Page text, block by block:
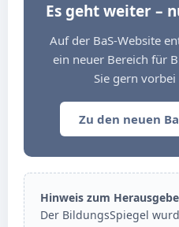
Es geht weiter –
Auf der BaS-Website
ein neuer Bereich für
Sie gern
Zu den neuen
Hinweis zum
Der BildungsSpiegel